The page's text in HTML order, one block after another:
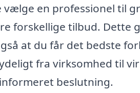
en professionel til
forskellige tilbud. Dette
at du får det bedste
fra virksomhed til
beslutning.